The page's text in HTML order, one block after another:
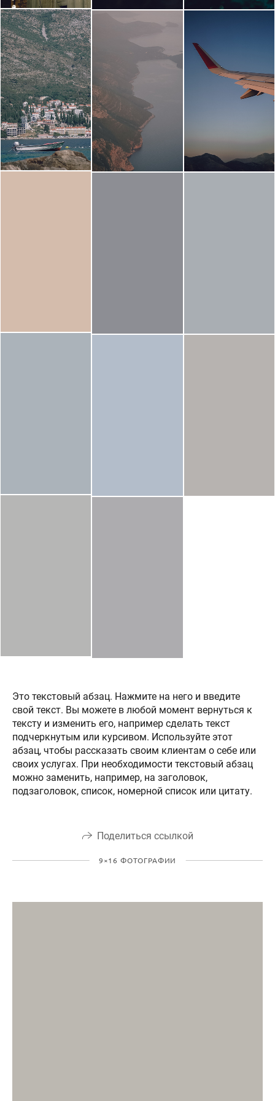
Это текстовый абзац. Нажмите на него и введите
свой текст. Вы можете в любой момент вернуться к
тексту и изменить его, например сделать текст
подчеркнутым или курсивом. Используйте этот
абзац, чтобы рассказать своим клиентам о себе или
своих услугах. При необходимости текстовый абзац
можно заменить, например, на заголовок,
подзаголовок, список, номерной список или цитату.
Поделиться ссылкой
9×16 ФОТОГРАФИИ